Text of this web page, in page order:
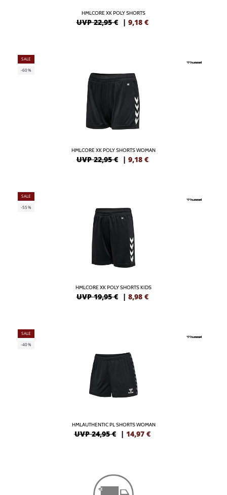
HMLCORE XK POLY SHORTS
UVP 22,95 € | 9,18 €
SALE
-60%
HMLCORE XK POLY SHORTS WOMAN
UVP 22,95 € | 9,18 €
SALE
-55%
HMLCORE XK POLY SHORTS KIDS
UVP 19,95 € | 8,98 €
SALE
-40%
HMLAUTHENTIC PL SHORTS WOMAN
UVP 24,95 € | 14,97 €